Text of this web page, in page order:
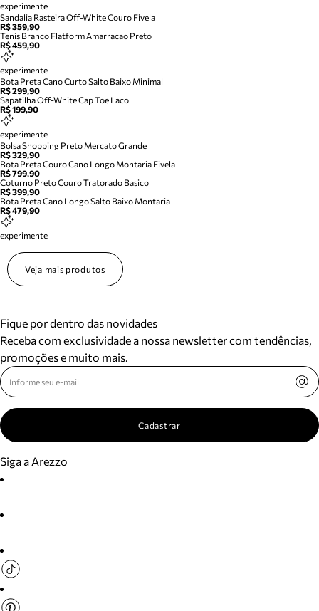
experimente
Sandalia Rasteira Off-White Couro Fivela
R$ 359,90
Tenis Branco Flatform Amarracao Preto
R$ 459,90
experimente
Bota Preta Cano Curto Salto Baixo Minimal
R$ 299,90
Sapatilha Off-White Cap Toe Laco
R$ 199,90
experimente
Bolsa Shopping Preto Mercato Grande
R$ 329,90
Bota Preta Couro Cano Longo Montaria Fivela
R$ 799,90
Coturno Preto Couro Tratorado Basico
R$ 399,90
Bota Preta Cano Longo Salto Baixo Montaria
R$ 479,90
experimente
Veja mais produtos
Fique por dentro das novidades
Receba com exclusividade a nossa newsletter com tendências,
promoções e muito mais.
Cadastrar
Siga a Arezzo